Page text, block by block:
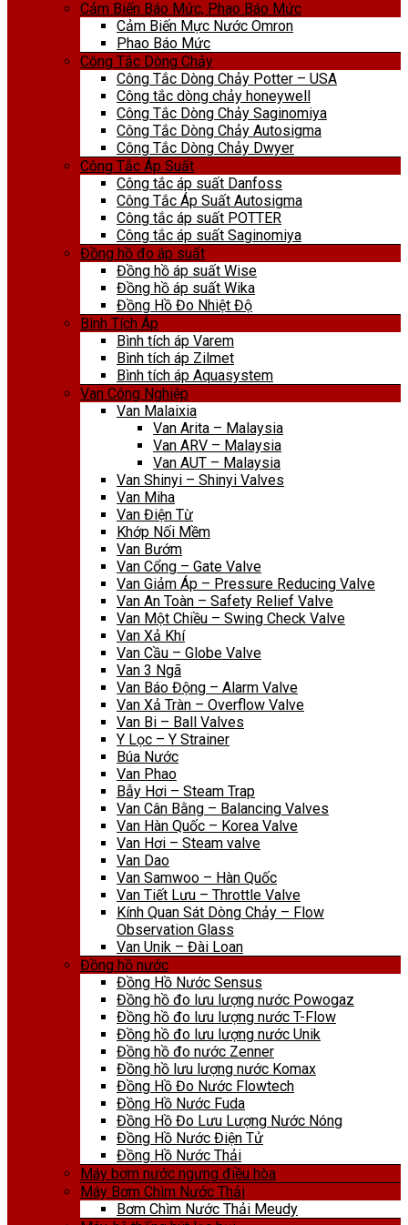
Cảm Biến Báo Mức, Phao Báo Mức
Cảm Biến Mực Nước Omron
Phao Báo Mức
Công Tắc Dòng Chảy
Công Tắc Dòng Chảy Potter – USA
Công tắc dòng chảy honeywell
Công Tắc Dòng Chảy Saginomiya
Công Tắc Dòng Chảy Autosigma
Công Tắc Dòng Chảy Dwyer
Công Tắc Áp Suất
Công tắc áp suất Danfoss
Công Tắc Áp Suất Autosigma
Công tắc áp suất POTTER
Công tắc áp suất Saginomiya
Đồng hồ đo áp suất
Đồng hồ áp suất Wise
Đồng hồ áp suất Wika
Đồng Hồ Đo Nhiệt Độ
Bình Tích Áp
Bình tích áp Varem
Bình tích áp Zilmet
Bình tích áp Aquasystem
Van Công Nghiệp
Van Malaixia
Van Arita – Malaysia
Van ARV – Malaysia
Van AUT – Malaysia
Van Shinyi – Shinyi Valves
Van Miha
Van Điện Từ
Khớp Nối Mềm
Van Bướm
Van Cổng – Gate Valve
Van Giảm Áp – Pressure Reducing Valve
Van An Toàn – Safety Relief Valve
Van Một Chiều – Swing Check Valve
Van Xả Khí
Van Cầu – Globe Valve
Van 3 Ngã
Van Báo Động – Alarm Valve
Van Xả Tràn – Overflow Valve
Van Bi – Ball Valves
Y Lọc – Y Strainer
Búa Nước
Van Phao
Bẫy Hơi – Steam Trap
Van Cân Bằng – Balancing Valves
Van Hàn Quốc – Korea Valve
Van Hơi – Steam valve
Van Dao
Van Samwoo – Hàn Quốc
Van Tiết Lưu – Throttle Valve
Kính Quan Sát Dòng Chảy – Flow
Observation Glass
Van Unik – Đài Loan
Đồng hồ nước
Đồng Hồ Nước Sensus
Đồng hồ đo lưu lượng nước Powogaz
Đồng hồ đo lưu lượng nước T-Flow
Đồng hồ đo lưu lượng nước Unik
Đồng hồ đo nước Zenner
Đồng hồ lưu lượng nước Komax
Đồng Hồ Đo Nước Flowtech
Đồng Hồ Nước Fuda
Đồng Hồ Đo Lưu Lượng Nước Nóng
Đồng Hồ Nước Điện Tử
Đồng Hồ Nước Thải
Máy bơm nước ngưng điều hòa
Máy Bơm Chìm Nước Thải
Bơm Chìm Nước Thải Meudy